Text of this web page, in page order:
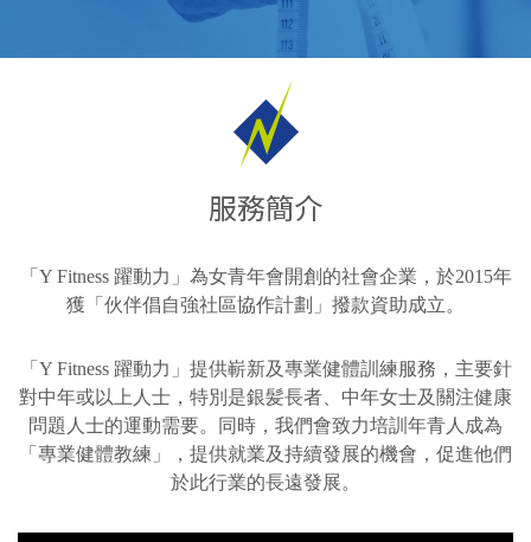
服務簡介
「Y Fitness 躍動力」為女青年會開創的社會企業，於2015年
獲「伙伴倡自強社區協作計劃」撥款資助成立。
「Y Fitness 躍動力」提供嶄新及專業健體訓練服務，主要針
對中年或以上人士，特別是銀髪長者、中年女士及關注健康
問題人士的運動需要。同時，我們會致力培訓年青人成為
「專業健體教練」，提供就業及持續發展的機會，促進他們
於此行業的長遠發展。